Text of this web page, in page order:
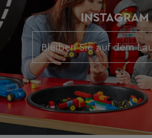
INSTAGRAM
Bleiben Sie auf dem